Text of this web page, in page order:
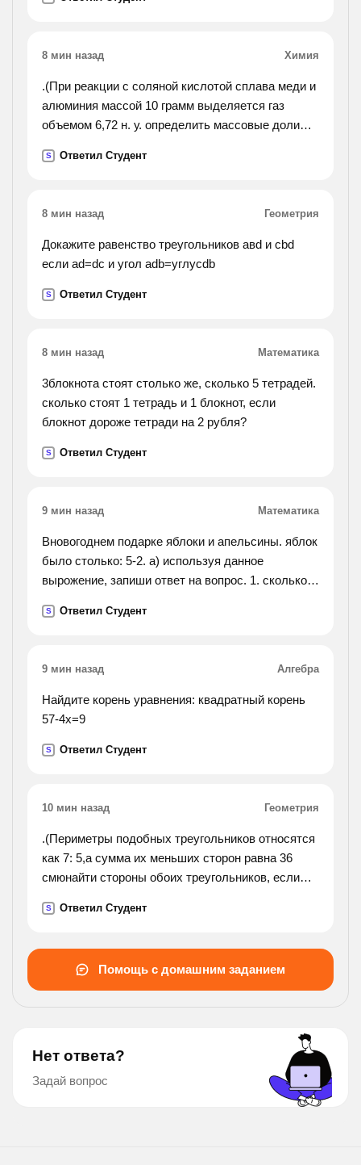
8 мин назад Химия
.(При реакции с соляной кислотой сплава меди и
алюминия массой 10 грамм выделяется газ
объемом 6,72 н. у. определить массовые доли
S Ответил Студент
8 мин назад Геометрия
Докажите равенство треугольников авd и cbd
если ad=dc и угол adb=углуcdb
S Ответил Студент
8 мин назад Математика
3блокнота стоят столько же, сколько 5 тетрадей.
сколько стоят 1 тетрадь и 1 блокнот, если
блокнот дороже тетради на 2 рубля?
S Ответил Студент
9 мин назад Математика
Вновогоднем подарке яблоки и апельсины. яблок
было столько: 5-2. а) используя данное
вырожение, запиши ответ на вопрос. 1. сколько
3. сколько яблок в подарке?
S Ответил Студент
9 мин назад Алгебра
Найдите корень уравнения: квадратный корень
57-4х=9
S Ответил Студент
10 мин назад Геометрия
.(Периметры подобных треугольников относятся
как 7: 5,а сумма их меньших сторон равна 36
смюнайти стороны обоих треугольников, если
S Ответил Студент
Помощь с домашним заданием
Нет ответа?
Задай вопрос